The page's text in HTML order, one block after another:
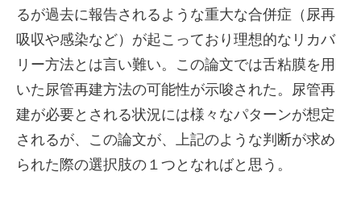
るが過去に報告されるような重大な合併症（尿再
吸収や感染など）が起こっており理想的なリカバ
リー方法とは言い難い。この論文では舌粘膜を用
いた尿管再建方法の可能性が示唆された。尿管再
建が必要とされる状況には様々なパターンが想定
されるが、この論文が、上記のような判断が求め
られた際の選択肢の１つとなればと思う。